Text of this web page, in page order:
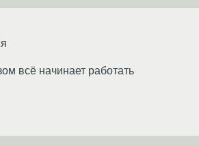
всё начинает работать